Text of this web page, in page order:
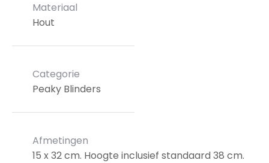
Materiaal
Hout
Categorie
Peaky Blinders
Afmetingen
15 x 32 cm. Hoogte inclusief standaard 38 cm.